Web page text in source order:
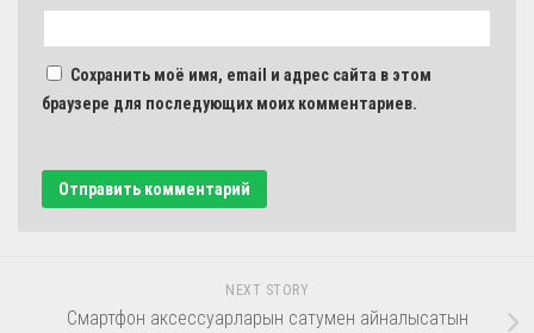
Сохранить моё имя, email и адрес сайта в этом
браузере для последующих моих комментариев.
NEXT STORY
Смартфон аксессуарларын сатумен айналысатын